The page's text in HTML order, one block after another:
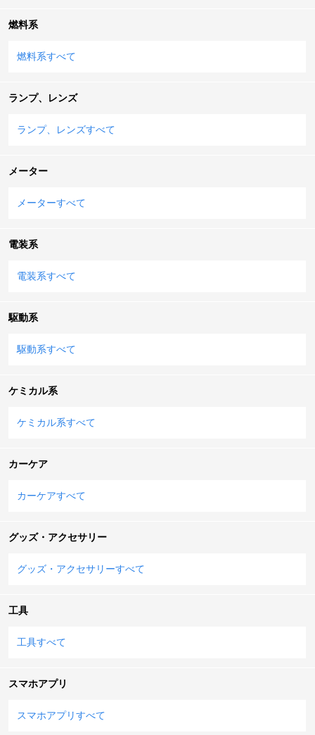
燃料系
燃料系すべて
ランプ、レンズ
ランプ、レンズすべて
メーター
メーターすべて
電装系
電装系すべて
駆動系
駆動系すべて
ケミカル系
ケミカル系すべて
カーケア
カーケアすべて
グッズ・アクセサリー
グッズ・アクセサリーすべて
工具
工具すべて
スマホアプリ
スマホアプリすべて